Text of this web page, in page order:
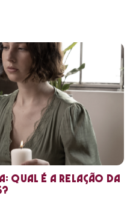
Qual é a relação da